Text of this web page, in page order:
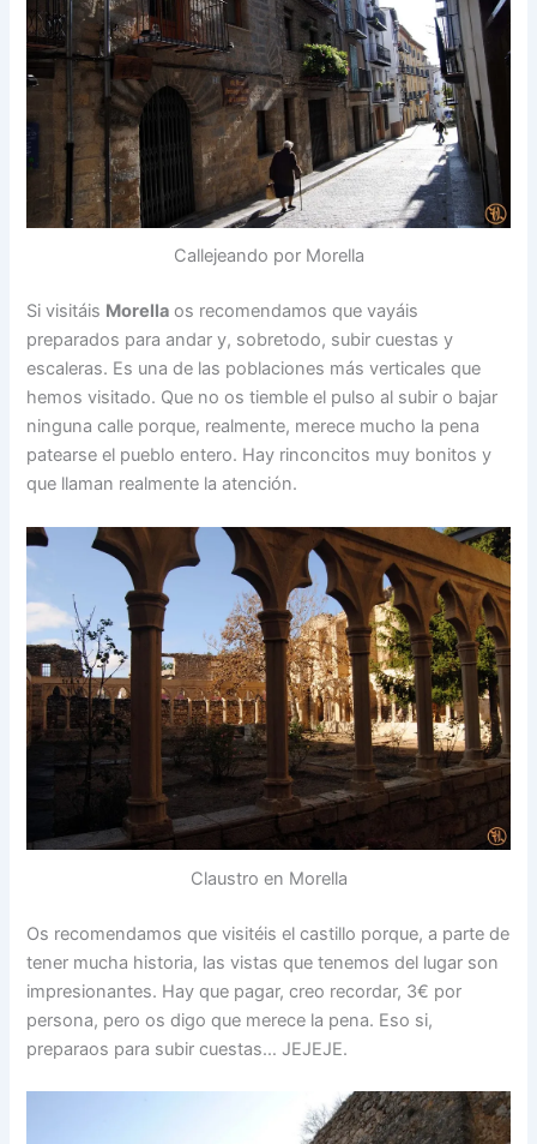
Callejeando por Morella
Si visitáis Morella os recomendamos que vayáis
preparados para andar y, sobretodo, subir cuestas y
escaleras. Es una de las poblaciones más verticales que
hemos visitado. Que no os tiemble el pulso al subir o bajar
ninguna calle porque, realmente, merece mucho la pena
patearse el pueblo entero. Hay rinconcitos muy bonitos y
que llaman realmente la atención.
Claustro en Morella
Os recomendamos que visitéis el castillo porque, a parte de
tener mucha historia, las vistas que tenemos del lugar son
impresionantes. Hay que pagar, creo recordar, 3€ por
persona, pero os digo que merece la pena. Eso si,
preparaos para subir cuestas… JEJEJE.